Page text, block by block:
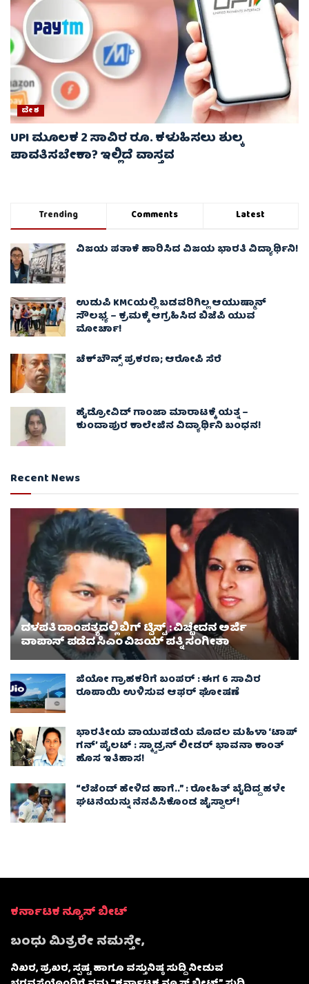
ದೇಶ
UPI ಮೂಲಕ 2 ಸಾವಿರ ರೂ. ಕಳುಹಿಸಲು ಶುಲ್ಕ
ಪಾವತಿಸಬೇಕಾ? ಇಲ್ಲಿದೆ ವಾಸ್ತವ
Trending Comments Latest
ವಿಜಯ ಪತಾಕೆ ಹಾರಿಸಿದ ವಿಜಯ ಭಾರತಿ ವಿದ್ಯಾರ್ಥಿನಿ!
ಉಡುಪಿ KMCಯಲ್ಲಿ ಬಡವರಿಗಿಲ್ಲ ಆಯುಷ್ಮಾನ್
ಸೌಲಭ್ಯ – ಕ್ರಮಕ್ಕೆ ಆಗ್ರಹಿಸಿದ ಬಿಜೆಪಿ ಯುವ
ಮೋರ್ಚಾ!
ಚೆಕ್​ಬೌನ್ಸ್​ ಪ್ರಕರಣ; ಆರೋಪಿ ಸೆರೆ
ಹೈಡ್ರೋವಿಡ್ ಗಾಂಜಾ ಮಾರಾಟಕ್ಕೆ ಯತ್ನ –
ಕುಂದಾಪುರ ಕಾಲೇಜಿನ ವಿದ್ಯಾರ್ಥಿನಿ ಬಂಧನ!
Recent News
ದಳಪತಿ ದಾಂಪತ್ಯದಲ್ಲಿ ಬಿಗ್ ಟ್ವಿಸ್ಟ್ : ವಿಚ್ಛೇದನ ಅರ್ಜಿ
ವಾಪಾಸ್‌ ಪಡೆದ ಸಿಎಂ ವಿಜಯ್ ಪತ್ನಿ ಸಂಗೀತಾ‌
ಜಿಯೋ ಗ್ರಾಹಕರಿಗೆ ಬಂಪರ್ : ಈಗ 6 ಸಾವಿರ
ರೂಪಾಯಿ ಉಳಿಸುವ ಆಫರ್ ಘೋಷಣೆ
ಭಾರತೀಯ ವಾಯುಪಡೆಯ ಮೊದಲ ಮಹಿಳಾ ‘ಟಾಪ್
ಗನ್’ ಪೈಲಟ್ : ಸ್ಕ್ವಾಡ್ರನ್ ಲೀಡರ್ ಭಾವನಾ ಕಾಂತ್
ಹೊಸ ಇತಿಹಾಸ!
“ಲೆಜೆಂಡ್ ಹೇಳಿದ ಹಾಗೆ..” : ರೋಹಿತ್ ಬೈದಿದ್ದ ಹಳೇ
ಘಟನೆಯನ್ನು ನೆನಪಿಸಿಕೊಂಡ ಜೈಸ್ವಾಲ್!
ಕರ್ನಾಟಕ ನ್ಯೂಸ್ ಬೀಟ್
ಬಂಧು ಮಿತ್ರರೇ ನಮಸ್ತೇ,
ನಿಖರ, ಪ್ರಖರ, ಸ್ಪಷ್ಟ ಹಾಗೂ ವಸ್ತುನಿಷ್ಠ ಸುದ್ದಿ ನೀಡುವ